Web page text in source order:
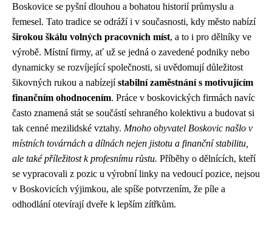
Boskovice se pyšní dlouhou a bohatou historií průmyslu a
řemesel. Tato tradice se odráží i v současnosti, kdy město nabízí
širokou škálu volných pracovních míst, a to i pro dělníky ve
výrobě. Místní firmy, ať už se jedná o zavedené podniky nebo
dynamicky se rozvíjející společnosti, si uvědomují důležitost
šikovných rukou a nabízejístabilní zaměstnání s motivujícím
finančním ohodnocením. Práce v boskovických firmách navíc
často znamená stát se součástí sehraného kolektivu a budovat si
tak cenné mezilidské vztahy. Mnoho obyvatel Boskovic našlo v
místních továrnách a dílnách nejen jistotu a finanční stabilitu,
ale také příležitost k profesnímu růstu. Příběhy o dělnících, kteří
se vypracovali z pozic u výrobní linky na vedoucí pozice, nejsou
v Boskovicích výjimkou, ale spíše potvrzením, že píle a
odhodlání otevírají dveře k lepším zítřkům.